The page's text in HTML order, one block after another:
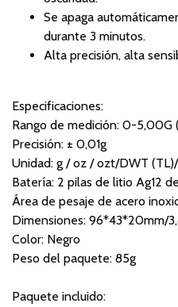
Se apaga
durante 3 minutos.
Alta precisión, alta
Especificaciones:
Rango de medición: 0-5,00G
Precisión: ± 0,01g
Unidad: g / oz / ozt/DWT
Batería: 2 pilas de litio Ag12
Área de pesaje de acero
Dimensiones: 96*43*20mm/
Color: Negro
Peso del paquete: 85g
Paquete incluido: